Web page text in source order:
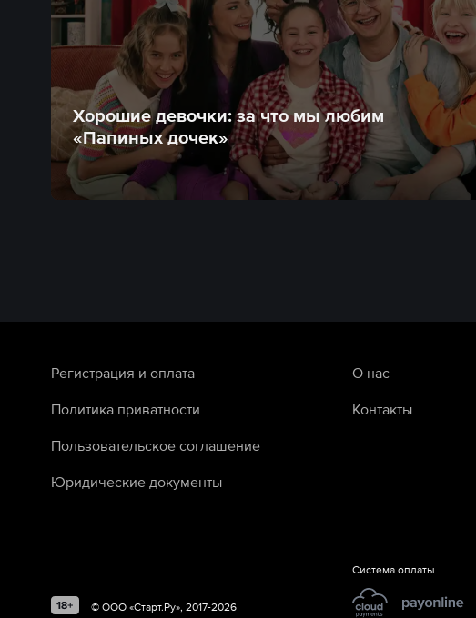
Хорошие девочки: за что мы любим
«Папиных дочек»
Регистрация и оплата
Политика приватности
Пользовательское соглашение
Юридические документы
© ООО «Старт.Ру», 2017-2026
О нас
Контакты
Система оплаты